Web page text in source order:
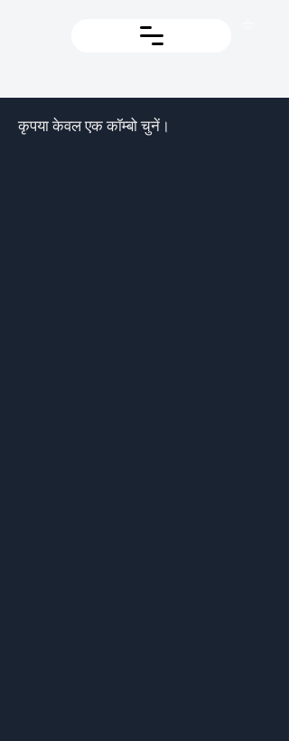
कृपया केवल एक कॉम्बो चुनें।